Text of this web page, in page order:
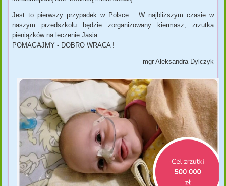
Jest to pierwszy przypadek w Polsce… W najbliższym czasie w
naszym przedszkolu będzie zorganizowany kiermasz, zrzutka
pieniążków na leczenie Jasia.
POMAGAJMY - DOBRO WRACA !
mgr Aleksandra Dylczyk